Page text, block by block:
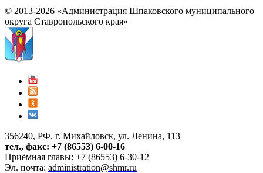
© 2013-2026 «Администрация Шпаковского муниципального
округа Ставропольского края»
356240, РФ, г. Михайловск, ул. Ленина, 113
тел., факс: +7 (86553) 6-00-16
Приёмная главы: +7 (86553) 6-30-12
Эл. почта: administration@shmr.ru